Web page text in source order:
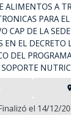
ALIMENTOS A
PARA
CAP DE LA
EN EL DECRETO
DEL
el 14/12/